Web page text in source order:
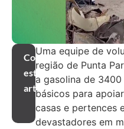
Compartilhar
este
artigo
Uma equipe de
região de Punta
a gasolina de
básicos para
casas e pertences
devastadores em